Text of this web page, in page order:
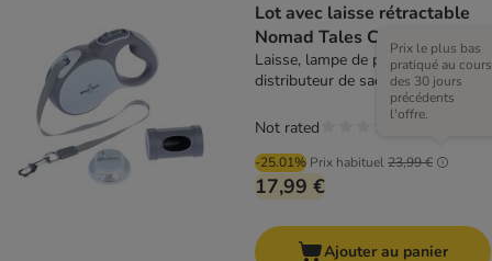
Lot avec laisse rétractable
Nomad Tales Calma, 8 m
Laisse, lampe de poche et
distributeur de sacs à déjections
-25.01% Prix habituel23,99 €
Prix le plus bas
pratiqué au cours
des 30 jours
précédents
l'offre.
17,99 €
Not rated
Ajouter au panier